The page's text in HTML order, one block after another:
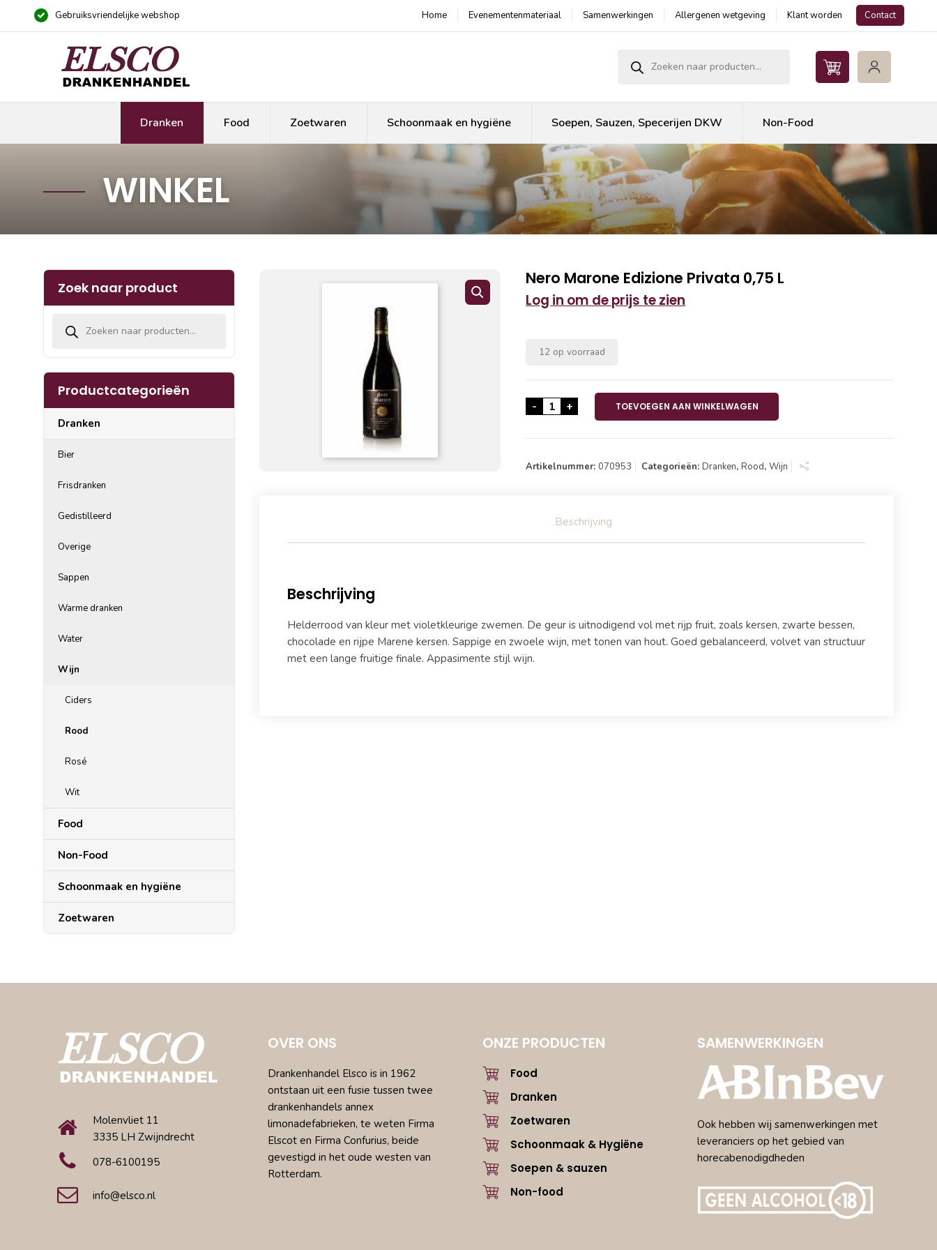
Gebruiksvriendelijke webshop Home Evenementenmateriaal Samenwerkingen Allergenen wetgeving Klant worden Contact
Dranken Food Zoetwaren Schoonmaak en hygiëne Soepen, Sauzen, Specerijen DKW Non-Food
WINKEL
Nero Marone Edizione Privata 0,75 L
Log in om de prijs te zien
12 op voorraad
- Nero Marone Edizione Privata 0,75 L aantal
+ TOEVOEGEN AAN WINKELWAGEN
Artikelnummer: 070953 Categorieën:Dranken,Rood,Wijn
Beschrijving
Beschrijving
Helderrood van kleur met violetkleurige zwemen. De geur is uitnodigend vol met rijp fruit, zoals kersen, zwarte bessen,
chocolade en rijpe Marene kersen. Sappige en zwoele wijn, met tonen van hout. Goed gebalanceerd, volvet van structuur
met een lange fruitige finale. Appasimente stijl wijn.
Zoek naar product
Productcategorieën
Dranken
Bier
Frisdranken
Gedistilleerd
Overige
Sappen
Warme dranken
Water
Wijn
Ciders
Rood
Rosé
Wit
Food
Non-Food
Schoonmaak en hygiëne
Zoetwaren
Molenvliet 11
3335 LH Zwijndrecht
078-6100195
info@elsco.nl
OVER ONS
Drankenhandel Elsco is in 1962
ontstaan uit een fusie tussen twee
drankenhandels annex
limonadefabrieken, te weten Firma
Elscot en Firma Confurius, beide
gevestigd in het oude westen van
Rotterdam.
ONZE PRODUCTEN
Food
Dranken
Zoetwaren
Schoonmaak & Hygiëne
Soepen & sauzen
Non-food
SAMENWERKINGEN
Ook hebben wij samenwerkingen met
leveranciers op het gebied van
horecabenodigdheden